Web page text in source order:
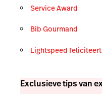
Service Award
Bib Gourmand
Lightspeed feliciteert
Exclusieve tips van